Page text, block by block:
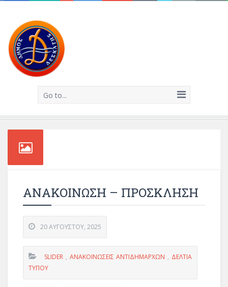
Go to...
ΑΝΑΚΟΙΝΩΣΗ – ΠΡΟΣΚΛΗΣΗ
20 ΑΥΓΟΎΣΤΟΥ, 2025
SLIDER, ΑΝΑΚΟΙΝΩΣΕΙΣ ΑΝΤΙΔΗΜΑΡΧΩΝ , ΔΕΛΤΊΑ
ΤΎΠΟΥ